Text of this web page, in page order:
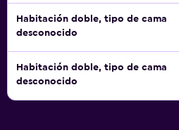
Habitación doble, tipo de cama
desconocido
Habitación doble, tipo de cama
desconocido